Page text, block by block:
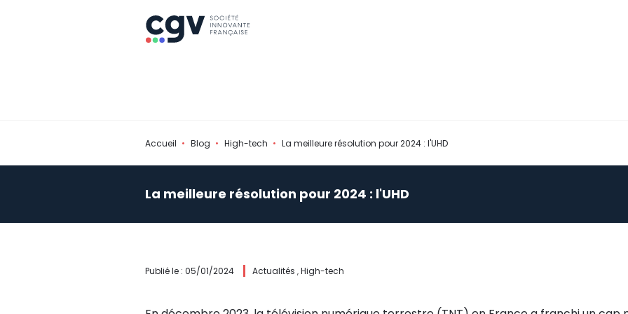
Accueil Blog High-tech La meilleure résolution pour 2024 : l'UHD
La meilleure résolution pour 2024 : l'UHD
Publié le : 05/01/2024 Actualités , High-tech